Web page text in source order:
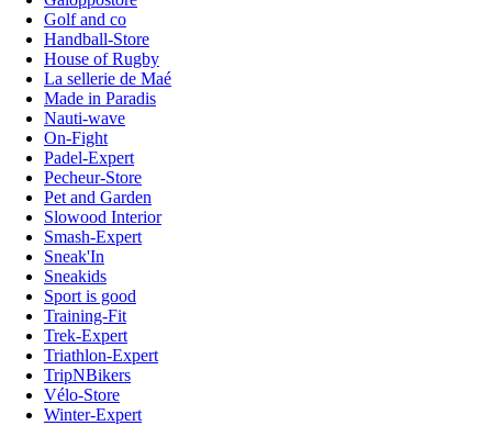
Golf and co
Handball-Store
House of Rugby
La sellerie de Maé
Made in Paradis
Nauti-wave
On-Fight
Padel-Expert
Pecheur-Store
Pet and Garden
Slowood Interior
Smash-Expert
Sneak'In
Sneakids
Sport is good
Training-Fit
Trek-Expert
Triathlon-Expert
TripNBikers
Vélo-Store
Winter-Expert